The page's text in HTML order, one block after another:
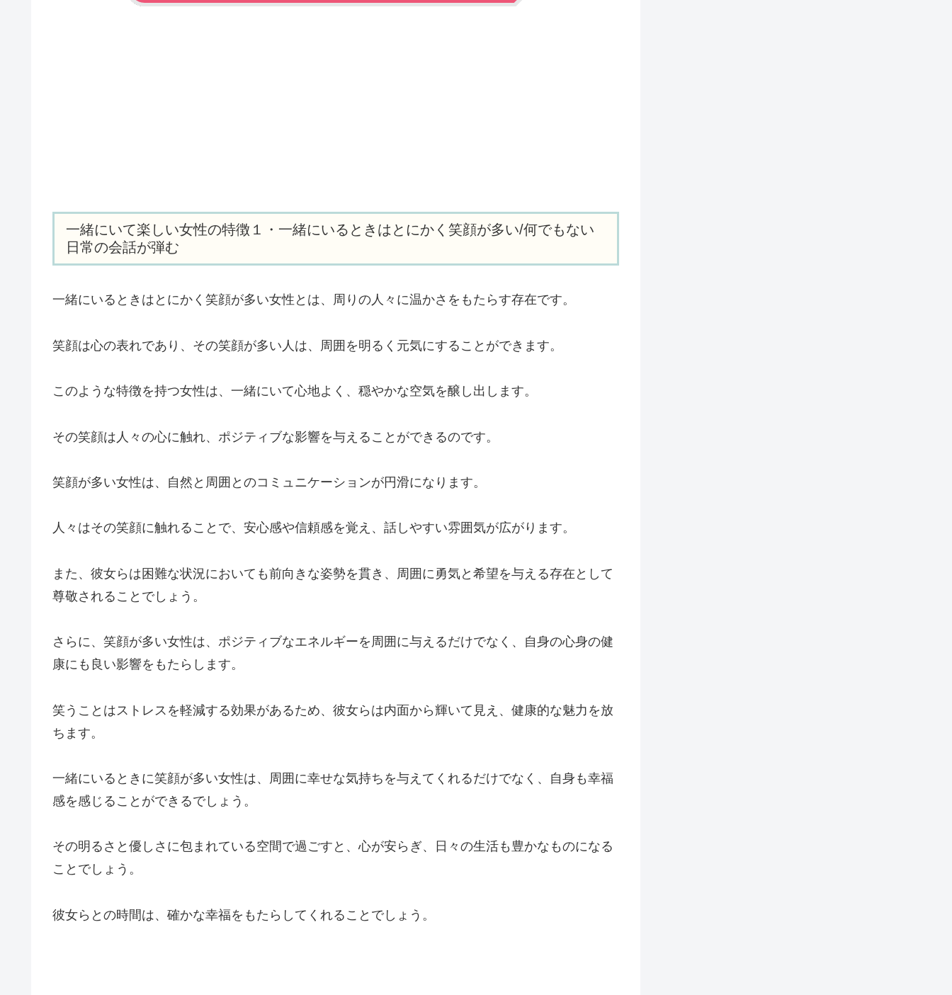
一緒にいて楽しい女性の特徴１・一緒にいるときはとにかく笑顔が多い/何でもない
日常の会話が弾む
一緒にいるときはとにかく笑顔が多い女性とは、周りの人々に温かさをもたらす存在です。
笑顔は心の表れであり、その笑顔が多い人は、周囲を明るく元気にすることができます。
このような特徴を持つ女性は、一緒にいて心地よく、穏やかな空気を醸し出します。
その笑顔は人々の心に触れ、ポジティブな影響を与えることができるのです。
笑顔が多い女性は、自然と周囲とのコミュニケーションが円滑になります。
人々はその笑顔に触れることで、安心感や信頼感を覚え、話しやすい雰囲気が広がります。
また、彼女らは困難な状況においても前向きな姿勢を貫き、周囲に勇気と希望を与える存在として
尊敬されることでしょう。
さらに、笑顔が多い女性は、ポジティブなエネルギーを周囲に与えるだけでなく、自身の心身の健
康にも良い影響をもたらします。
笑うことはストレスを軽減する効果があるため、彼女らは内面から輝いて見え、健康的な魅力を放
ちます。
一緒にいるときに笑顔が多い女性は、周囲に幸せな気持ちを与えてくれるだけでなく、自身も幸福
感を感じることができるでしょう。
その明るさと優しさに包まれている空間で過ごすと、心が安らぎ、日々の生活も豊かなものになる
ことでしょう。
彼女らとの時間は、確かな幸福をもたらしてくれることでしょう。